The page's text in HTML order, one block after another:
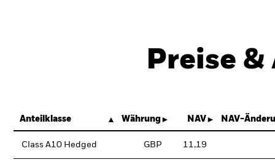
Preise
Anteilklasse Währung NAV NAV-
Class A10 Hedged GBP 11,19